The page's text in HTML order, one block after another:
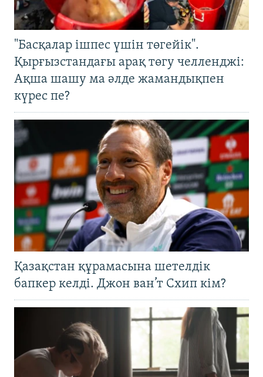
"Басқалар ішпес үшін төгейік".
Қырғызстандағы арақ төгу челленджі:
Ақша шашу ма әлде жамандықпен
күрес пе?
Қазақстан құрамасына шетелдік
бапкер келді. Джон ван’т Схип кім?